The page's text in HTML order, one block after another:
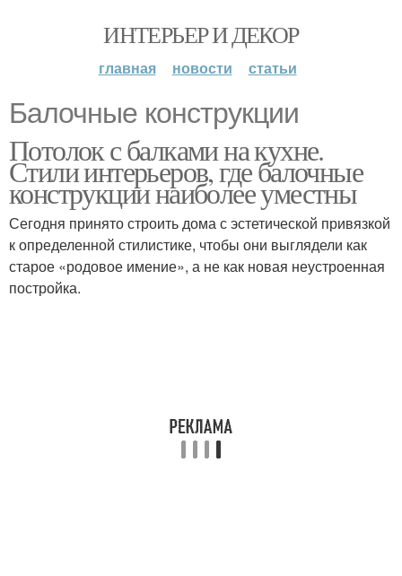
ИНТЕРЬЕР И ДЕКОР
главная новости статьи
Балочные конструкции
Потолок с балками на кухне.
Стили интерьеров, где балочные
конструкции наиболее уместны
Сегодня принято строить дома с эстетической привязкой
к определенной стилистике, чтобы они выглядели как
старое «родовое имение», а не как новая неустроенная
постройка.